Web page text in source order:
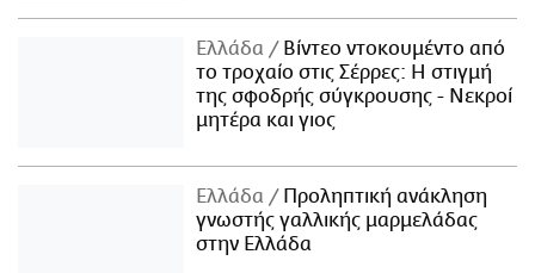
Ελλάδα
Βίντεο ντοκουμέντο από
το τροχαίο στις Σέρρες: Η στιγμή
της σφοδρής σύγκρουσης - Νεκροί
μητέρα και γιος
Ελλάδα
Προληπτική ανάκληση
γνωστής γαλλικής μαρμελάδας
στην Ελλάδα